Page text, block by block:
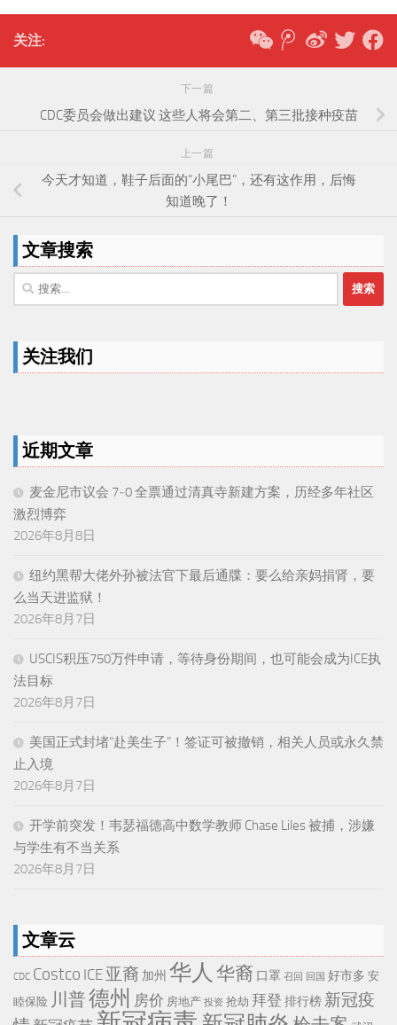
关注:
下一篇
CDC委员会做出建议 这些人将会第二、第三批接种疫苗
上一篇
今天才知道，鞋子后面的“小尾巴”，还有这作用，后悔
知道晚了！
文章搜索
搜
索：
关注我们
近期文章
麦金尼市议会 7‑0 全票通过清真寺新建方案，历经多年社区
激烈博弈
2026年8月8日
纽约黑帮大佬外孙被法官下最后通牒：要么给亲妈捐肾，要
么当天进监狱！
2026年8月7日
USCIS积压750万件申请，等待身份期间，也可能会成为ICE执
法目标
2026年8月7日
美国正式封堵“赴美生子”！签证可被撤销，相关人员或永久禁
止入境
2026年8月7日
开学前突发！韦瑟福德高中数学教师 Chase Liles 被捕，涉嫌
与学生有不当关系
2026年8月7日
文章云
CDC Costco ICE 亚裔 加州 华人 华裔 口罩 召回 回国 好市多 安
睦保险 川普德州 房价 房地产 投资 抢劫 拜登 排行榜 新冠疫